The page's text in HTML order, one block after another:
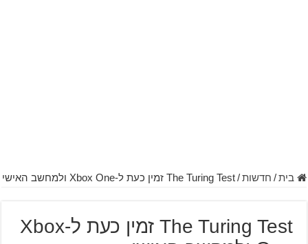
בית / חדשות / The Turing Test זמין כעת ל-Xbox One ולמחשב האישי
The Turing Test זמין כעת ל-Xbox